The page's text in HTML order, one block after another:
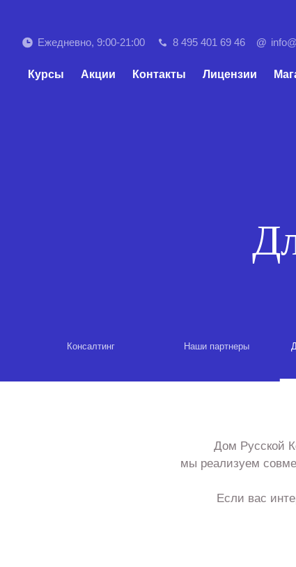
Ежедневно, 9:00-21:00 8 495 401 69 46 @
Курсы Акции Контакты Лицензии
Консалтинг Наши партнеры
Дом Русской
мы реализуем
Если вас